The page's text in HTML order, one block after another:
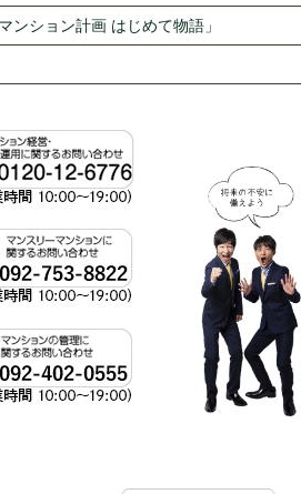
ンション計画 はじめて物語」